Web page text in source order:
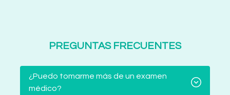
PREGUNTAS FRECUENTES
¿Puedo tomarme más de un examen
médico?